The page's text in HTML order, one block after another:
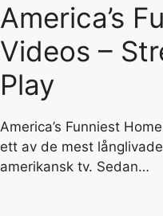
America’s
Videos –
Play
America’s Funniest
ett av de mest
amerikansk tv. Sedan…